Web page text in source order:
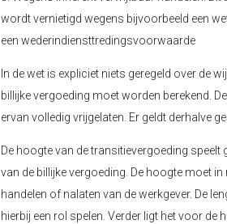
wordt vernietigd wegens bijvoorbeeld een
een wederindiensttredingsvoorwaarde
In de wet is expliciet niets geregeld over de
billijke vergoeding moet worden berekend.
ervan volledig vrijgelaten. Er geldt derhalve
De hoogte van de transitievergoeding speelt
van de billijke vergoeding. De hoogte moet
handelen of nalaten van de werkgever. De
hierbij een rol spelen. Verder ligt het voor de